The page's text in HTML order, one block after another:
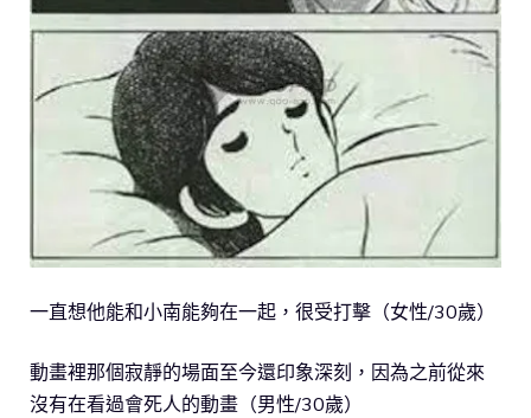
一直想他能和小南能夠在一起，很受打擊（女性/30歲）
動畫裡那個寂靜的場面至今還印象深刻，因為之前從來
沒有在看過會死人的動畫（男性/30歲）